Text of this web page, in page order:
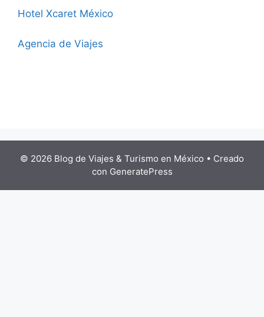
Hotel Xcaret México
Agencia de Viajes
© 2026 Blog de Viajes & Turismo en México • Creado
con GeneratePress